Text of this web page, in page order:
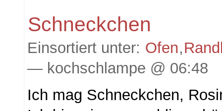
Schneckchen
Einsortiert unter: Ofen,
— kochschlampe @ 06:48
Ich mag Schneckchen,